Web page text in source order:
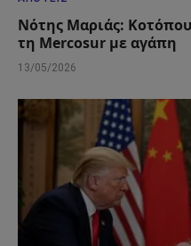
Νότης Μαριάς:
τη Mercosur με αγάπη
13/05/2026